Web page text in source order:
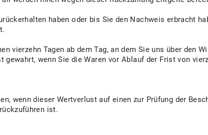
haben oder bis Sie den Nachweis erbracht
vierzehn Tagen ab dem Tag, an dem Sie uns über den
wenn Sie die Waren vor Ablauf der Frist von
wenn dieser Wertverlust auf einen zur Prüfung der
ist.